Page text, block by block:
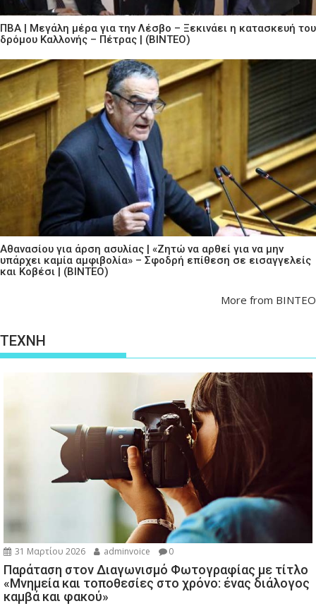
ΠΒΑ | Μεγάλη μέρα για την Λέσβο – Ξεκινάει η κατασκευή του
δρόμου Καλλονής – Πέτρας | (ΒΙΝΤΕΟ)
Αθανασίου για άρση ασυλίας | «Ζητώ να αρθεί για να μην
υπάρχει καμία αμφιβολία» – Σφοδρή επίθεση σε εισαγγελείς
και Κοβέσι | (ΒΙΝΤΕΟ)
More from ΒΙΝΤΕΟ
ΤΕΧΝΗ
31 Μαρτίου 2026 adminvoice 0
Παράταση στον Διαγωνισμό Φωτογραφίας με τίτλο
«Μνημεία και τοποθεσίες στο χρόνο: ένας διάλογος
καμβά και φακού»